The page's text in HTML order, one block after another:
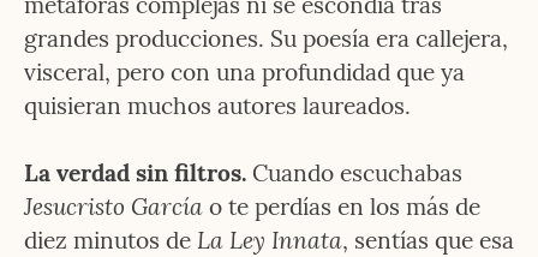
grandes producciones. Su poesía era callejera,
visceral, pero con una profundidad que ya
quisieran muchos autores laureados.
La verdad sin filtros.
Jesucristo García o te perdías en los más de
diez minutos de La Ley Innata, sentías que esa